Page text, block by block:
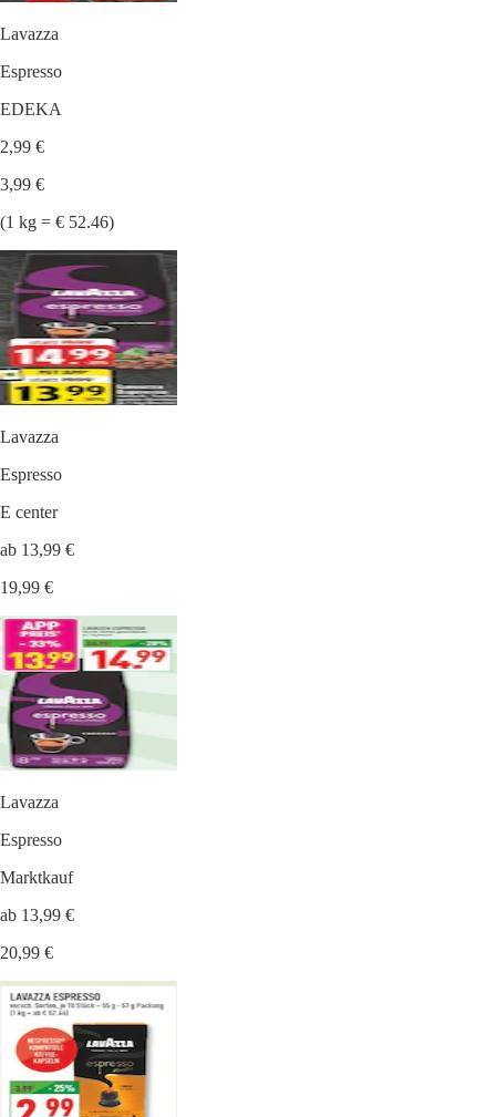
Lavazza
Espresso
EDEKA
2,99 €
3,99 €
(1 kg = € 52.46)
Lavazza
Espresso
E center
ab 13,99 €
19,99 €
Lavazza
Espresso
Marktkauf
ab 13,99 €
20,99 €